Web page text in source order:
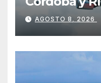
AGOSTO 8, 2026